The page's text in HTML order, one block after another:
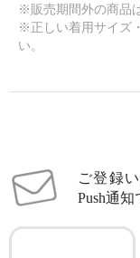
※販売期間外の商品
※正しい着用サイズ
い。
ご登録
Push通知